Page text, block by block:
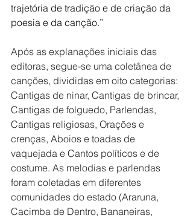
trajetória de tradição e de criação da
poesia e da canção.”
Após as explanações iniciais das
editoras, segue-se uma coletânea de
canções, divididas em oito categorias:
Cantigas de ninar, Cantigas de brincar,
Cantigas de folguedo, Parlendas,
Cantigas religiosas, Orações e
crenças, Aboios e toadas de
vaquejada e Cantos políticos e de
costume. As melodias e parlendas
foram coletadas em diferentes
comunidades do estado (Araruna,
Cacimba de Dentro, Bananeiras,